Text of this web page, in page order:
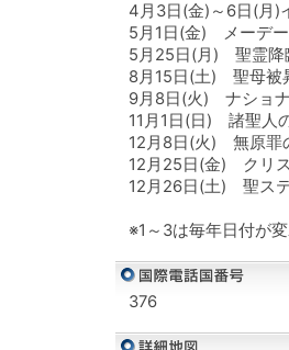
4月3日(金)～6日(月)
5月1日(金) メーデー
5月25日(月) 聖霊降
8月15日(土) 聖母被
9月8日(火) ナショ
11月1日(日) 諸聖人
12月8日(火) 無原罪
12月25日(金) クリ
12月26日(土) 聖ス
※1～3は毎年日付が
376